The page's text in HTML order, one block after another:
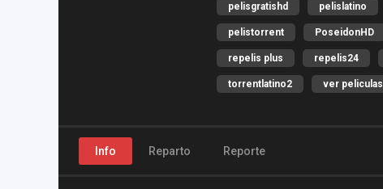
pelisgratishd pelislatino
pelistorrent PoseidonHD
repelis plus repelis24
torrentlatino2 ver peliculas
Info Reparto Reporte